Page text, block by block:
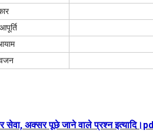
सेवा, अक्सर पूछे जाने वाले प्रश्न